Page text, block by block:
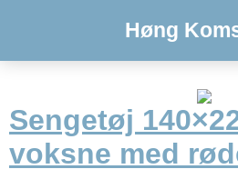
Høng
Sengetøj
voksne med